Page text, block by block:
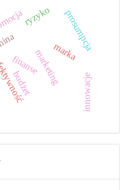
marka
marketing
finanse
prosumpcja
innowacje
budżet
ryzyko